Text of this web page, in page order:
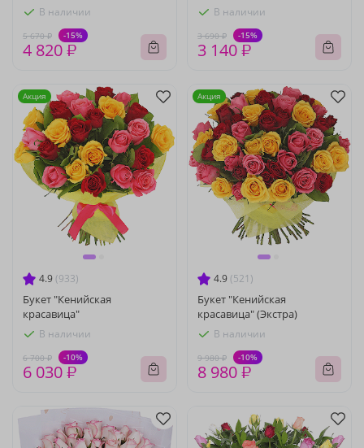
В наличии
5 670 ₽ -15%
4 820 ₽
В наличии
3 690 ₽ -15%
3 140 ₽
4.9 (933)
Букет "Кенийская
красавица"
В наличии
6 700 ₽ -10%
6 030 ₽
Акция
4.9 (521)
Букет "Кенийская
красавица" (Экстра)
В наличии
9 980 ₽ -10%
8 980 ₽
Акция